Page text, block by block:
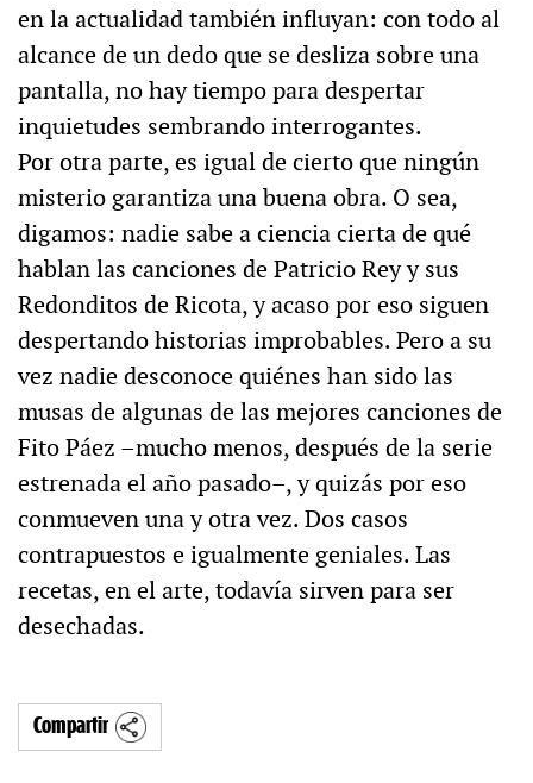
en la actualidad también influyan: con todo al
alcance de un dedo que se desliza sobre una
pantalla, no hay tiempo para despertar
inquietudes sembrando interrogantes.
Por otra parte, es igual de cierto que ningún
misterio garantiza una buena obra. O sea,
digamos: nadie sabe a ciencia cierta de qué
hablan las canciones de Patricio Rey y sus
Redonditos de Ricota, y acaso por eso siguen
despertando historias improbables. Pero a su
vez nadie desconoce quiénes han sido las
musas de algunas de las mejores canciones de
Fito Páez –mucho menos, después de la serie
estrenada el año pasado–, y quizás por eso
conmueven una y otra vez. Dos casos
contrapuestos e igualmente geniales. Las
recetas, en el arte, todavía sirven para ser
desechadas.
Compartir